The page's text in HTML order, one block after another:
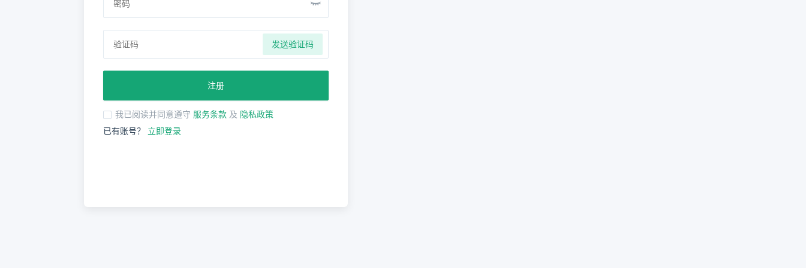
发送验证码
注册
我已阅读并同意遵守 服务条款 及 隐私政策
已有账号？ 立即登录